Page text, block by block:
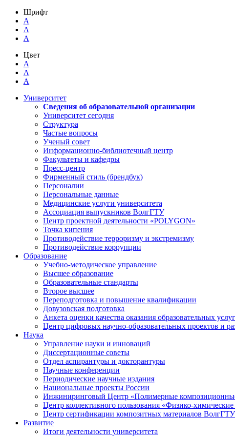
Шрифт
A
A
A
Цвет
A
A
A
Университет
Сведения об образовательной организации
Университет сегодня
Структура
Частые вопросы
Ученый совет
Информационно-библиотечный центр
Факультеты и кафедры
Пресс-центр
Фирменный стиль (брендбук)
Персоналии
Персональные данные
Медицинские услуги университета
Ассоциация выпускников ВолгГТУ
Центр проектной деятельности «POLYGON»
Точка кипения
Противодействие терроризму и экстремизму
Противодействие коррупции
Образование
Учебно-методическое управление
Высшее образование
Образовательные стандарты
Второе высшее
Переподготовка и повышение квалификации
Довузовская подготовка
Анкета оценки качества оказания образовательных услуг
Центр цифровых научно-образовательных проектов и
Наука
Управление науки и инноваций
Диссертационные советы
Отдел аспирантуры и докторантуры
Научные конференции
Периодические научные издания
Национальные проекты России
Инжиниринговый Центр «Полимерные
Центр коллективного пользования «Физико-
Центр сертификации композитных материалов ВолгГТУ
Развитие
Итоги деятельности университета